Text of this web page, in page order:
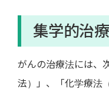
集学的治療
がんの治療法には、
法）」、「化学療法